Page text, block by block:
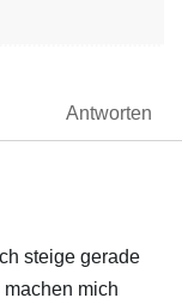
Antworten
steige gerade
mich